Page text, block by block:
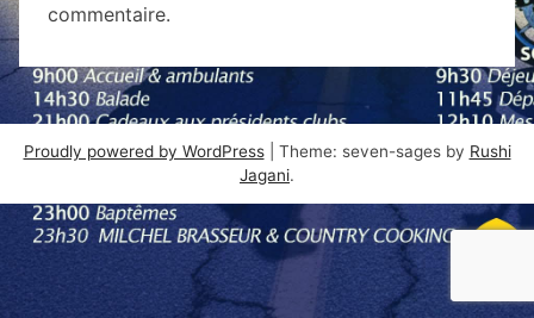
commentaire.
Proudly powered by WordPress Theme: seven-sages by Rushi
Jagani.